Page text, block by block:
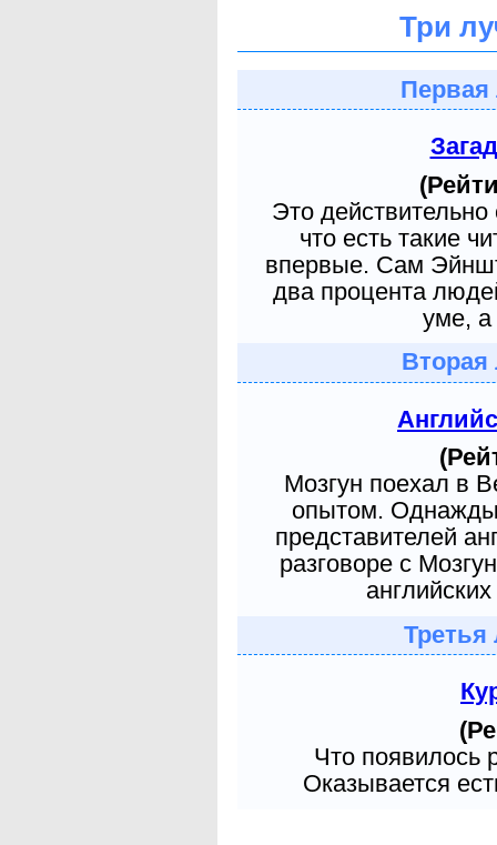
Три
Первая
Это
что есть такие
впервые. Сам
два процента
уме, а
Вторая
Мозгун поехал в
опытом. Однажды
представителей
разговоре с
Третья
Что появилось
Оказывается